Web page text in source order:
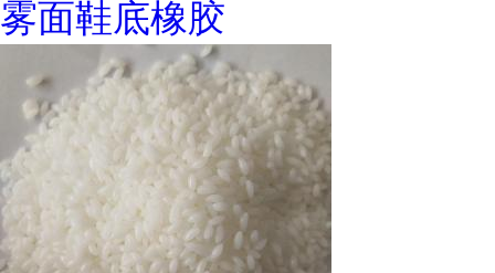
雾面鞋底橡胶